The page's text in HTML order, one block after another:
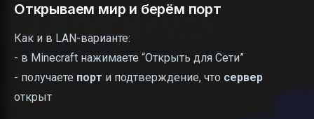
Открываем мир и берём порт
Как и в LAN-варианте:
- в Minecraft нажимаете “Открыть для Сети”
- получаете порт и подтверждение, что сервер
открыт